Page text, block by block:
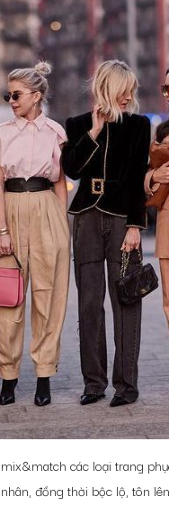
các loại trang
đồng thời bộc lộ, tôn